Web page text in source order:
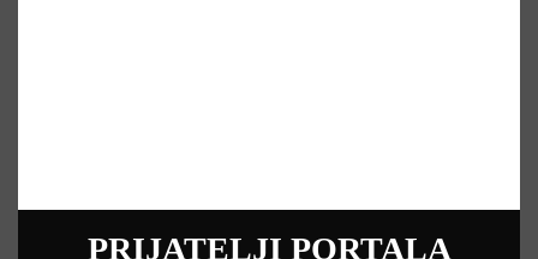
PRIJATELJI PORTALA